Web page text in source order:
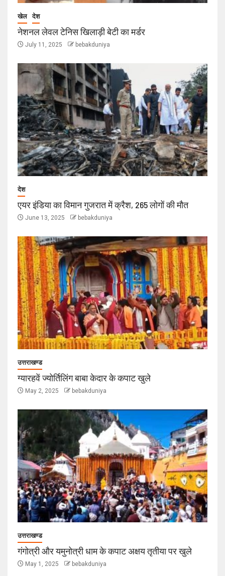
खेल देश
नेशनल लेवल टेनिस खिलाड़ी बेटी का मर्डर
July 11, 2025 bebakduniya
देश
एयर इंडिया का विमान गुजरात में क्रैश, 265 लोगों की मौत
June 13, 2025 bebakduniya
उत्तराखण्ड
ग्यारहवें ज्योर्तिलिंग बाबा केदार के कपाट खुले
May 2, 2025 bebakduniya
उत्तराखण्ड
गंगोत्री और यमुनोत्री धाम के कपाट अक्षय तृतीया पर खुले
May 1, 2025 bebakduniya